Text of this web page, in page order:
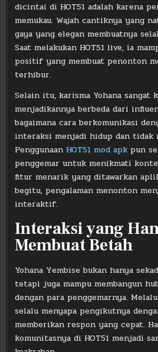
dicintai di HOT51 adalah karena
memukau. Wajah cantiknya yang
gaya yang elegan membuatnya
Saat melakukan HOT51 live, ia
positif yang membuat penonton
terhibur.
Selain itu, karisma Yohana sangat
menjadikannya berbeda dari
bagaimana cara berkomunikasi
interaksi menjadi hidup dan tidak
Penggunaan HOT51 mod apkpun
penggemar untuk menikmati
fitur menarik yang ditawarkan
begitu, pengalaman menonton
interaktif.
Interaksi yang
Membuat Betah
Yohana Yembise bukan hanya
tetapi juga mampu membangun
dengan para penggemarnya.
selalu menyapa pengikutnya
memberikan respon yang cepat.
komunitasnya di HOT51 menjadi